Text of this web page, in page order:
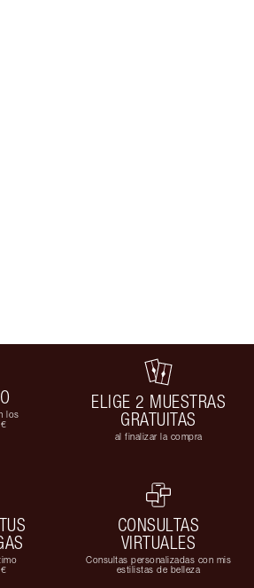
los
ELIGE 2 MUESTRAS
GRATUITAS
al finalizar la compra
CONSULTAS
VIRTUALES
Consultas personalizadas con mis
estilistas de belleza